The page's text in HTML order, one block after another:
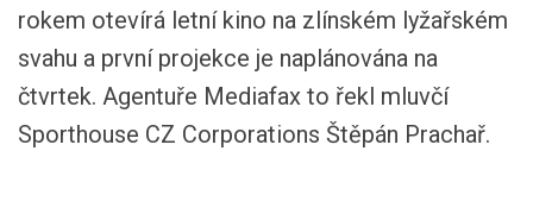
rokem otevírá letní kino na zlínském lyžařském
svahu a první projekce je naplánována na
čtvrtek. Agentuře Mediafax to řekl mluvčí
Sporthouse CZ Corporations Štěpán Prachař.